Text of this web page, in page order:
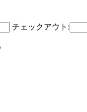
チェックアウト: